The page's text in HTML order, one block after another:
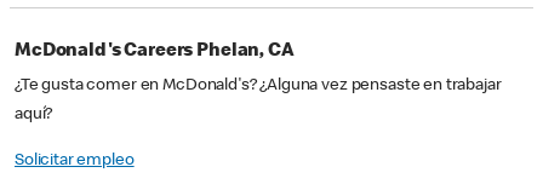
McDonald's Careers Phelan, CA
¿Te gusta comer en McDonald's? ¿Alguna vez pensaste en trabajar
aquí?
Solicitar empleo